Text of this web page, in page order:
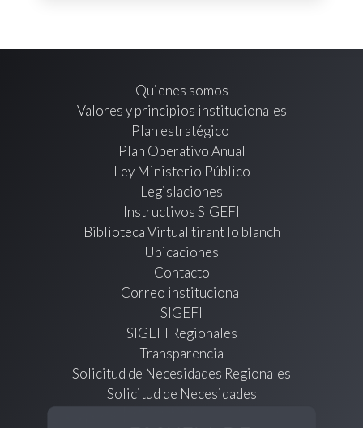
Quienes somos
Valores y principios institucionales
Plan estratégico
Plan Operativo Anual
Ley Ministerio Público
Legislaciones
Instructivos SIGEFI
Biblioteca Virtual tirant lo blanch
Ubicaciones
Contacto
Correo institucional
SIGEFI
SIGEFI Regionales
Transparencia
Solicitud de Necesidades Regionales
Solicitud de Necesidades